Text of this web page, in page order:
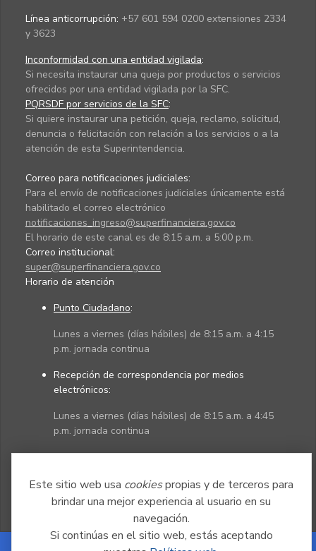
Este sitio web usa cookiespropias y de terceros para
brindar una mejor experiencia al usuario en su
navegación.
Si continúas en el sitio web, estás aceptando
Línea anticorrupción: +57 601 594 0200 extensiones 2334
y 3623
Inconformidad con una entidad vigilada:
Si necesita instaurar una queja por productos o servicios
ofrecidos por una entidad vigilada por la SFC.
PQRSDF por servicios de la SFC:
Si quiere instaurar una petición, queja, reclamo, solicitud,
denuncia o felicitación con relación a los servicios o a la
atención de esta Superintendencia.
Correo para notificaciones judiciales:
Para el envío de notificaciones judiciales únicamente está
habilitado el correo electrónico
notificaciones_ingreso@superfinanciera.gov.co
El horario de este canal es de 8:15 a.m. a 5:00 p.m.
Correo institucional:
super@superfinanciera.gov.co
Horario de atención
Punto Ciudadano:
Lunes a viernes (días hábiles) de 8:15 a.m. a 4:15
p.m. jornada continua
Recepción de correspondencia por medios
electrónicos:
Lunes a viernes (días hábiles) de 8:15 a.m. a 4:45
p.m. jornada continua